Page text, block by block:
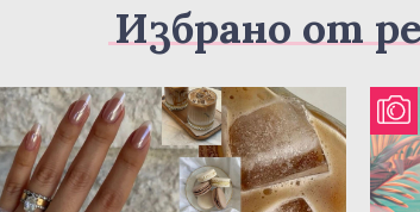
Избрано от